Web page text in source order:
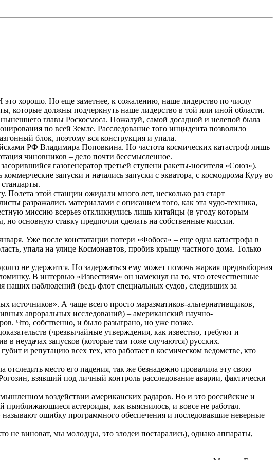
хорошо. Но еще заметнее, к сожалению, наше лидерство по числу
которые должны подчеркнуть наше лидерство в той или иной области.
нынешнего главыРоскосмоса. Пожалуй, самой досадной и нелепой была
по всей Земле. Расследование того инцидента позволило
блок, поэтому вся конструкция и упала.
РФ ВладимираПоповкина. Но частота космических катастроф лишь
чиновников – дело почти бессмысленное.
газогенератор третьей ступени ракеты-носителя «Союз»).
запуски и начались запуски с экватора, с космодрома Куру во
Полета этой станцииожидали много лет, несколько раз старт
разражались материалами с описанием того, как эта чудо-техника,
миссию всерьез откликнулись лишь китайцы (в угоду которым
основную ставку предпочли сделать на собственные миссии.
Уже после констатации потери «Фобоса» – еще одна катастрофа в
упала на улице Космонавтов, пробив крышу частного дома. Только
не удержится. Но задержаться ему может помочь жаркая предвыборная
В интервью «Известиям» он намекнул на то, что отечественные
наших наблюдений (ведь флот специальных судов, следивших за
источников». А чаще всего простомаразматиков-альтернативщиков,
авроральных исследований) – американский научно-
Что, собственно, и было разыграно, но уже позже.
(чрезвычайные утверждения, как известно, требуют и
неудачах запусков (которые там тоже случаются) русских.
и репутацию всех тех, кто работает в космическом ведомстве, кто
место его падения, так же безнадежно провалила эту свою
взявший под личный контроль расследование аварии, фактически
воздействии американских радаров. Но и это российские и
астероиды, как выяснилось, и вовсе не работал.
называют ошибку программного обеспечения и последовавшие неверные
не виноват, мы молодцы, это злодеи постарались), однако аппараты,